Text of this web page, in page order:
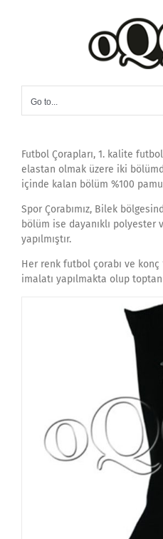
Go to...
Futbol Çorapları, 1. kalite
elastan olmak üzere iki
içinde kalan bölüm %100
Spor Çorabımız, Bilek
bölüm ise dayanıklı polyester
yapılmıştır.
Her renk futbol çorabı ve
imalatı yapılmakta olup